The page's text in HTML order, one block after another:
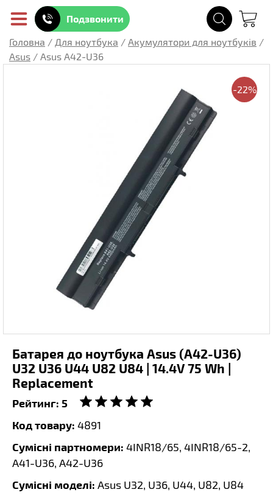
Подзвонити
Головна / Для ноутбука / Акумулятори для ноутбуків /
Asus / Asus A42-U36
-22%
Батарея до ноутбука Asus (A42-U36)
U32 U36 U44 U82 U84 | 14.4V 75 Wh |
Replacement
Рейтинг: 5
Код товару: 4891
Сумісні партномери: 4INR18/65, 4INR18/65-2,
A41-U36, A42-U36
Сумісні моделі: Asus U32, U36, U44, U82, U84